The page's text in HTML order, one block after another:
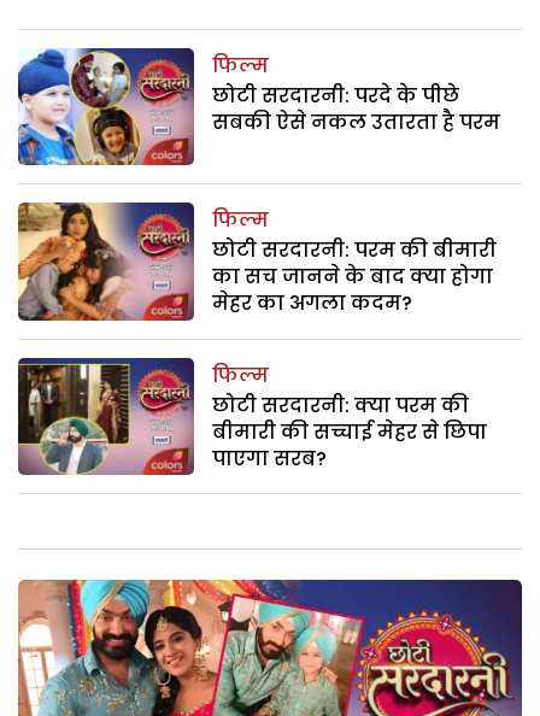
फिल्म
छोटी सरदारनी: परदे के पीछे
सबकी ऐसे नकल उतारता है परम
फिल्म
छोटी सरदारनी: परम की बीमारी
का सच जानने के बाद क्या होगा
मेहर का अगला कदम?
फिल्म
छोटी सरदारनी: क्या परम की
बीमारी की सच्चाई मेहर से छिपा
पाएगा सरब?